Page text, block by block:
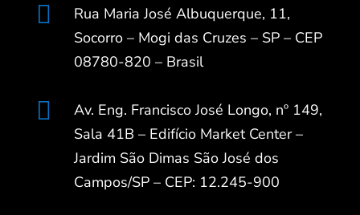

Rua Maria José Albuquerque, 11,
Socorro – Mogi das Cruzes – SP – CEP
08780-820 – Brasil

Av. Eng. Francisco José Longo, nº 149,
Sala 41B – Edifício Market Center –
Jardim São Dimas São José dos
Campos/SP – CEP: 12.245-900